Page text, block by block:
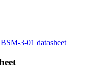
3-01 datasheet